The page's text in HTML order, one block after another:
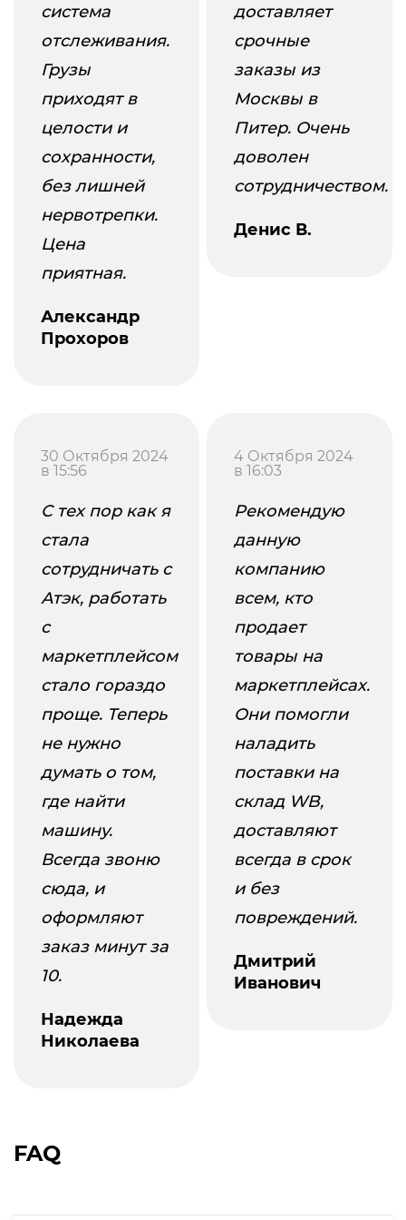
система
отслеживания.
Грузы
приходят в
целости и
сохранности,
без лишней
нервотрепки.
Цена
приятная.
Александр
Прохоров
доставляет
срочные
заказы из
Москвы в
Питер. Очень
доволен
сотрудничеством.
Денис В.
30 Октября 2024
в 15:56
С тех пор как я
стала
сотрудничать с
Атэк, работать
с
маркетплейсом
стало гораздо
проще. Теперь
не нужно
думать о том,
где найти
машину.
Всегда звоню
сюда, и
оформляют
заказ минут за
10.
Надежда
Николаева
4 Октября 2024
в 16:03
Рекомендую
данную
компанию
всем, кто
продает
товары на
маркетплейсах.
Они помогли
наладить
поставки на
склад WB,
доставляют
всегда в срок
и без
повреждений.
Дмитрий
Иванович
FAQ